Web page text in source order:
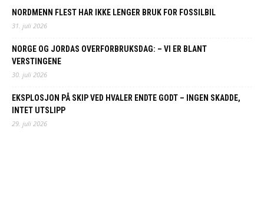
NORDMENN FLEST HAR IKKE LENGER BRUK FOR FOSSILBIL
31. juli 2026
NORGE OG JORDAS OVERFORBRUKSDAG: – VI ER BLANT
VERSTINGENE
30. juli 2026
EKSPLOSJON PÅ SKIP VED HVALER ENDTE GODT – INGEN SKADDE,
INTET UTSLIPP
29. juli 2026